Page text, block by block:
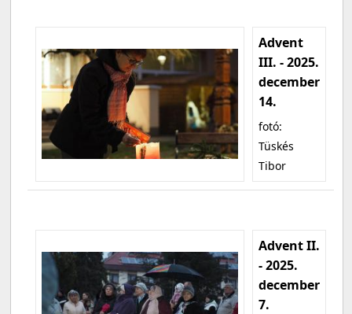
Advent
III. - 2025.
december
14.
fotó:
Tüskés
Tibor
Advent II.
- 2025.
december
7.